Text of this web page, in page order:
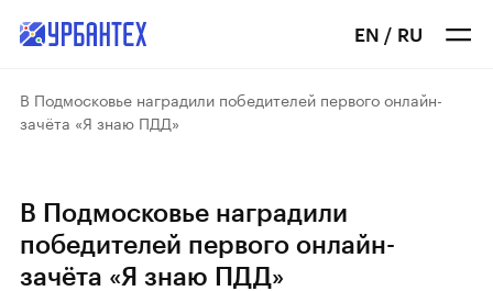
EN / RU
В Подмосковье наградили победителей первого онлайн-
зачёта «Я знаю ПДД»
В Подмосковье наградили
победителей первого онлайн-
зачёта «Я знаю ПДД»